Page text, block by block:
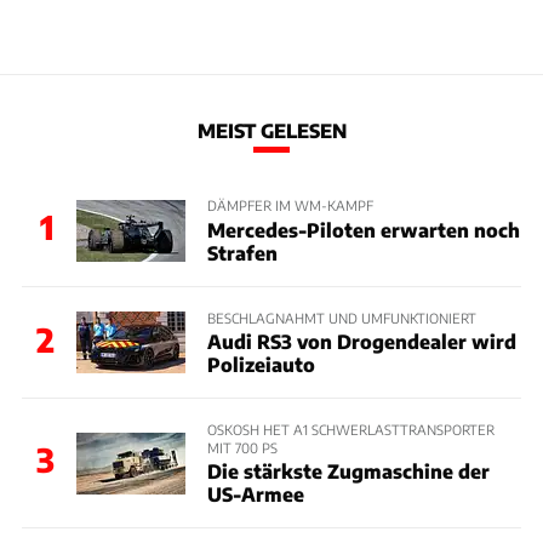
MEIST GELESEN
1
DÄMPFER IM WM-KAMPF
Mercedes-Piloten erwarten noch
Strafen
2
BESCHLAGNAHMT UND UMFUNKTIONIERT
Audi RS3 von Drogendealer wird
Polizeiauto
3
OSKOSH HET A1 SCHWERLASTTRANSPORTER
MIT 700 PS
Die stärkste Zugmaschine der
US-Armee